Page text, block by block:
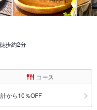
歩約2分
コース
から10％OFF